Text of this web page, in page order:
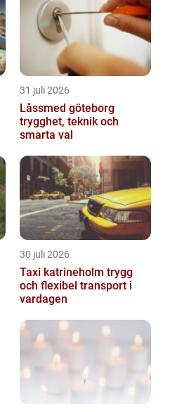
31 juli 2026
Låssmed göteborg
trygghet, teknik och
smarta val
30 juli 2026
Taxi katrineholm trygg
och flexibel transport i
vardagen